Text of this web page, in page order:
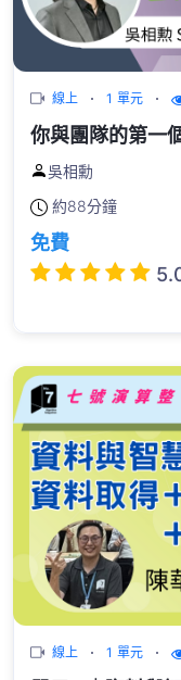
線上 1 單元
你與團隊的第一
吳相勳
約88分鐘
免費
線上 1 單元